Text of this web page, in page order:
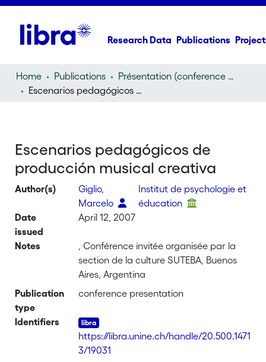
Research Data Publications
Home Publications
Présentation (conference presentation)
Escenarios pedagógicos de producción musical creativa
Escenarios pedagógicos de
producción musical creativa
Author(s)
Giglio,
Marcelo
Institut de psychologie et
éducation
Date
issued
April 12, 2007
Notes
, Conférence invitée organisée par la
section de la culture SUTEBA, Buenos
Aires, Argentina
Publication
type
conference presentation
Identifiers
https://libra.unine.ch/handle/20.500.1471
3/19031